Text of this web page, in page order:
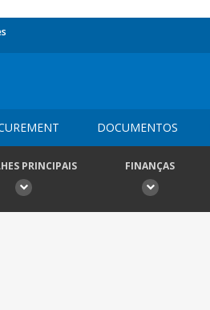
DOCUMENTOS
PRINCIPAIS FINANÇAS